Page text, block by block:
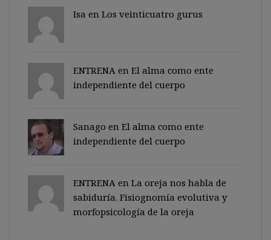
Isa en Los veinticuatro gurus
ENTRENA en El alma como ente
independiente del cuerpo
Sanago en El alma como ente
independiente del cuerpo
ENTRENA en La oreja nos habla de
sabiduría. Fisiognomía evolutiva y
morfopsicología de la oreja